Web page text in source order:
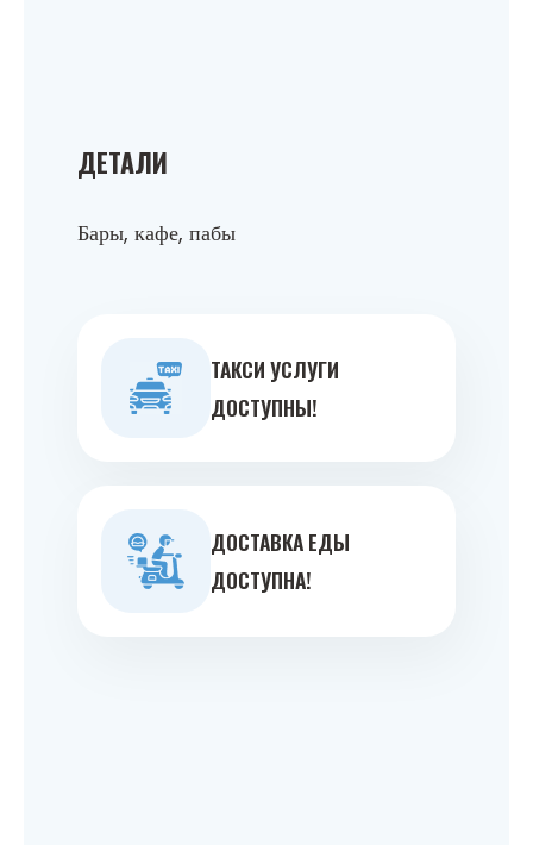
ДЕТАЛИ
Бары, кафе, пабы
ТАКСИ УСЛУГИ
ДОСТУПНЫ!
ДОСТАВКА ЕДЫ
ДОСТУПНА!